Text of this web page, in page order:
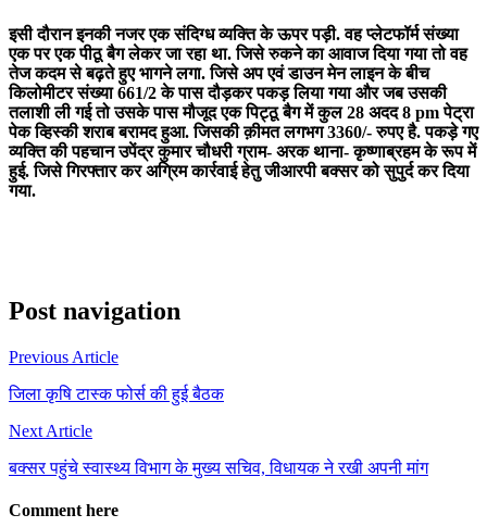
इसी दौरान इनकी नजर एक संदिग्ध व्यक्ति के ऊपर पड़ी. वह प्लेटफॉर्म संख्या
एक पर एक पीठू बैग लेकर जा रहा था. जिसे रुकने का आवाज दिया गया तो वह
तेज कदम से बढ़ते हुए भागने लगा. जिसे अप एवं डाउन मेन लाइन के बीच
किलोमीटर संख्या 661/2 के पास दौड़कर पकड़ लिया गया और जब उसकी
तलाशी ली गई तो उसके पास मौजूद एक पिट्ठू बैग में कुल 28 अदद 8 pm पेट्रा
पेक व्हिस्की शराब बरामद हुआ. जिसकी क़ीमत लगभग 3360/- रुपए है. पकड़े गए
व्यक्ति की पहचान उपेंद्र कुमार चौधरी ग्राम- अरक थाना- कृष्णाब्रहम के रूप में
हुई. जिसे गिरफ्तार कर अग्रिम कार्रवाई हेतु जीआरपी बक्सर को सुपुर्द कर दिया
गया.
Post navigation
Previous Article
जिला कृषि टास्क फोर्स की हुई बैठक
Next Article
बक्सर पहुंचे स्वास्थ्य विभाग के मुख्य सचिव, विधायक ने रखी अपनी मांग
Comment here